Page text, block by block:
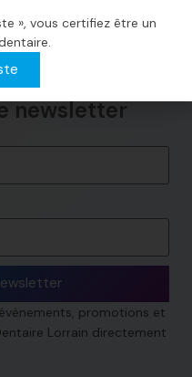
newsletter​
promotions et
Lorrain directement
», vous certifiez être un